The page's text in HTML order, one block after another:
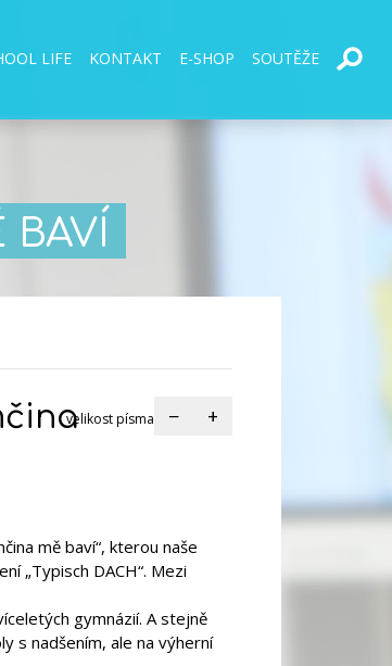
LIFE KONTAKT E-SHOP SOUTĚŽE
velikost písma − +
mě baví“, kterou naše
„Typisch DACH“. Mezi
gymnázií. A stejně
s nadšením, ale na výherní